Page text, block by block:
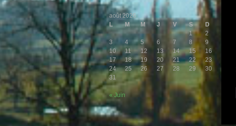
août 2026
L
M M J V S
D
1
2
3
4 5 6 7 8
9
10
11 12 13 14 15
16
17
18 19 20 21 22
23
24
25 26 27 28 29
30
31
« Juin